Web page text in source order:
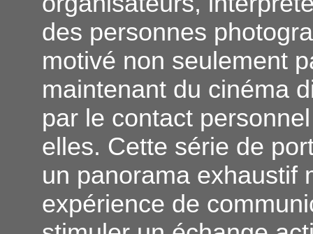
des personnes
motivé non seulement
maintenant du cinéma
par le contact
elles. Cette série de
un panorama exhaustif
expérience de